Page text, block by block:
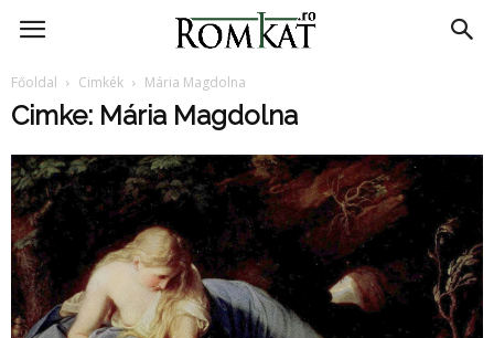
RomKat.ro
Főoldal Cimkék Mária Magdolna
Cimke: Mária Magdolna